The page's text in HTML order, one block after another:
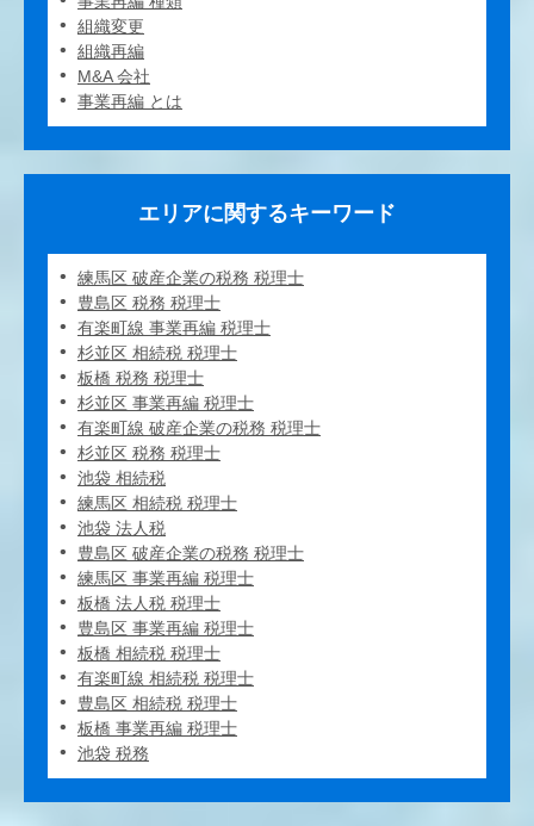
組織変更
組織再編
M&A 会社
事業再編 とは
エリアに関するキーワード
練馬区 破産企業の税務 税理士
豊島区 税務 税理士
有楽町線 事業再編 税理士
杉並区 相続税 税理士
板橋 税務 税理士
杉並区 事業再編 税理士
有楽町線 破産企業の税務 税理士
杉並区 税務 税理士
池袋 相続税
練馬区 相続税 税理士
池袋 法人税
豊島区 破産企業の税務 税理士
練馬区 事業再編 税理士
板橋 法人税 税理士
豊島区 事業再編 税理士
板橋 相続税 税理士
有楽町線 相続税 税理士
豊島区 相続税 税理士
板橋 事業再編 税理士
池袋 税務